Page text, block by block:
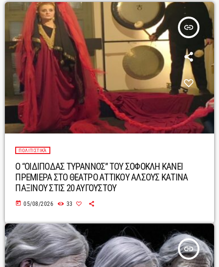
insert_link
ΠΟΛΙΤΙΣΤΙΚΆ
Ο “ΟΙΔΙΠΟΔΑΣ ΤΥΡΑΝΝΟΣ” ΤΟΥ ΣΟΦΟΚΛΗ ΚΑΝΕΙ
ΠΡΕΜΙΕΡΑ ΣΤΟ ΘΕΑΤΡΟ ΑΤΤΙΚΟΥ ΑΛΣΟΥΣ ΚΑΤΙΝΑ
ΠΑΞΙΝΟΥ ΣΤΙΣ 20 ΑΥΓΟΥΣΤΟΥ
today 05/08/2026 33
insert_link